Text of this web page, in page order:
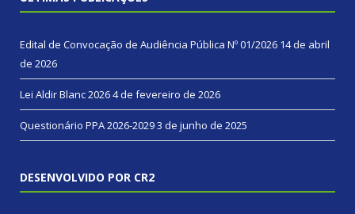
Edital de Convocação de Audiência Pública Nº 01/2026 14 de abril
de 2026
Lei Aldir Blanc 20264 de fevereiro de 2026
Questionário PPA 2026-20293 de junho de 2025
DESENVOLVIDO POR CR2